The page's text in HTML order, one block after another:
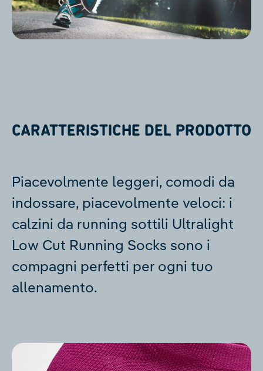
CARATTERISTICHE DEL PRODOTTO
Piacevolmente leggeri, comodi da
indossare, piacevolmente veloci: i
calzini da running sottili Ultralight
Low Cut Running Socks sono i
compagni perfetti per ogni tuo
allenamento.